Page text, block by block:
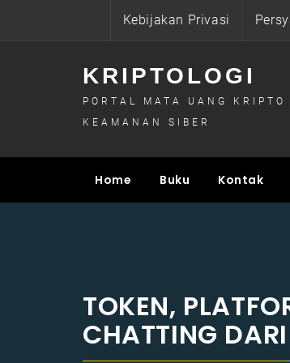
Kebijakan Privasi
KRIPTOLOGI
PORTAL MATA UANG KRIPTO
KEAMANAN SIBER
Home Buku Kontak
TOKEN,
CHATTING